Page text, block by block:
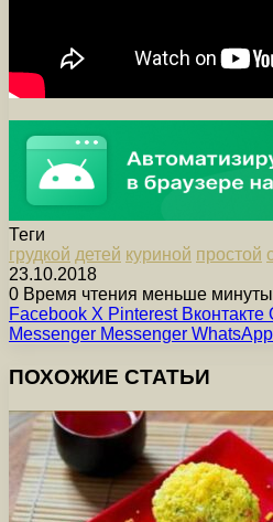
Теги
грудкой детей куриной простой
23.10.2018
0 Время чтения меньше минуты
Facebook X Pinterest Вконтакте
Messenger Messenger WhatsApp
ПОХОЖИЕ СТАТЬИ